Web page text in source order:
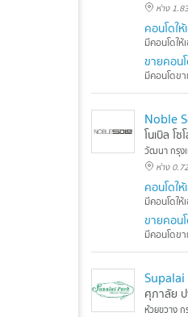
ห่าง
คอนโดใ
มีคอนโดให้
ขายคอน
มีคอนโดข
Noble
โนเบิล โซ
วัฒนา กรุง
ห่าง
คอนโดใ
มีคอนโดให้
ขายคอน
มีคอนโดข
ศุภาลัย
ห้วยขวาง